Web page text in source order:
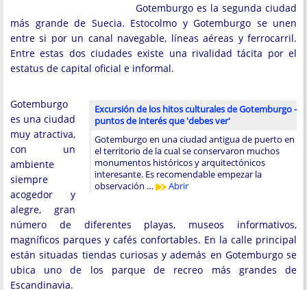
Gotemburgo es la segunda ciudad
más grande de Suecia. Estocolmo y Gotemburgo se unen
entre si por un canal navegable, líneas aéreas y ferrocarril.
Entre estas dos ciudades existe una rivalidad tácita por el
estatus de capital oficial e informal.
Excursión de los hitos culturales de Gotemburgo -
puntos de interés que 'debes ver'
Gotemburgo en una ciudad antigua de puerto en
el territorio de la cual se conservaron muchos
monumentos históricos y arquitectónicos
interesante. Es recomendable empezar la
observación …
Abrir
Gotemburgo
es una ciudad
muy atractiva,
con un
ambiente
siempre
acogedor y
alegre, gran
número de diferentes playas, museos informativos,
magníficos parques y cafés confortables. En la calle principal
están situadas tiendas curiosas y además en Gotemburgo se
ubica uno de los parque de recreo más grandes de
Escandinavia.